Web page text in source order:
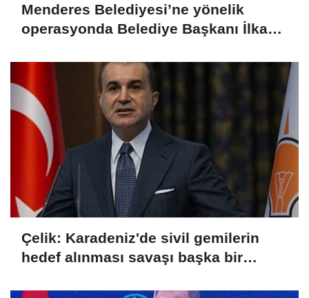
Menderes Belediyesi’ne yönelik
operasyonda Belediye Başkanı İlkay
Çelik: Karadeniz'de sivil gemilerin
hedef alınması savaşı başka bir